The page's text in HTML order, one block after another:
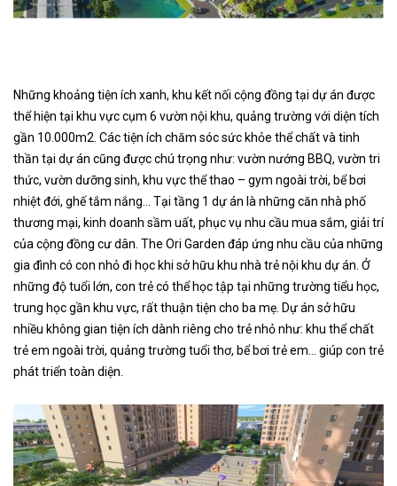
Những khoảng tiện ích xanh, khu kết nối cộng đồng tại dự án được
thể hiện tại khu vực cụm 6 vườn nội khu, quảng trường với diện tích
gần 10.000m2. Các tiện ích chăm sóc sức khỏe thể chất và tinh
thần tại dự án cũng được chú trọng như: vườn nướng BBQ, vườn tri
thức, vườn dưỡng sinh, khu vực thể thao – gym ngoài trời, bể bơi
nhiệt đới, ghế tắm nắng… Tại tầng 1 dự án là những căn nhà phố
thương mại, kinh doanh sầm uất, phục vụ nhu cầu mua sắm, giải trí
của cộng đồng cư dân. The Ori Garden đáp ứng nhu cầu của những
gia đình có con nhỏ đi học khi sở hữu khu nhà trẻ nội khu dự án. Ở
những độ tuổi lớn, con trẻ có thể học tập tại những trường tiểu học,
trung học gần khu vực, rất thuận tiện cho ba mẹ. Dự án sở hữu
nhiều không gian tiện ích dành riêng cho trẻ nhỏ như: khu thể chất
trẻ em ngoài trời, quảng trường tuổi thơ, bể bơi trẻ em… giúp con trẻ
phát triển toàn diện.